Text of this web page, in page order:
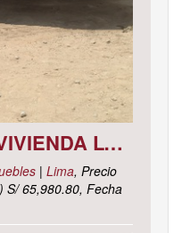
ASOCIACIÓN DE VIVIENDA LOS CACTUS MZ. C LOTE 9, DISTRITO DE PACHACAMAC, PROVINCIA Y DEPARTAMENTO DE LIMA
| Lima, Precio
S/ 65,980.80, Fecha